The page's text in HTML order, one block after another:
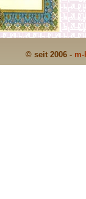
© seit 2006 -